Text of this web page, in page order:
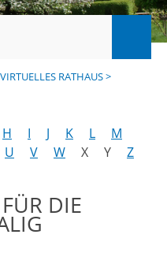
VIRTUELLES RATHAUS>
H I J K L
M
U V W X Y Z
DIE